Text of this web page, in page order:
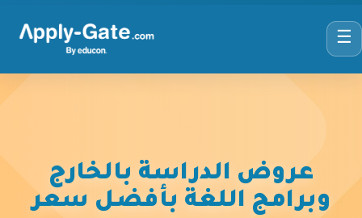
☰
عروض الدراسة بالخارج
وبرامج اللغة بأفضل سعر